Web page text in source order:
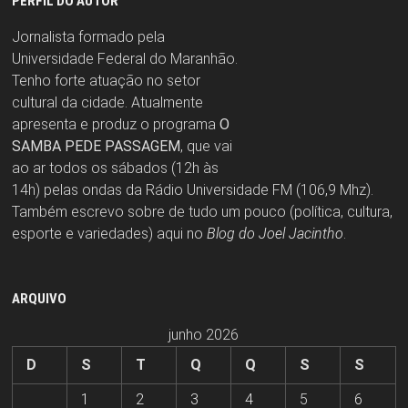
Jornalista formado pela
Universidade Federal do Maranhão.
Tenho forte atuação no setor
cultural da cidade. Atualmente
apresenta e produz o programa O
SAMBA PEDE PASSAGEM, que vai
ao ar todos os sábados (12h às
14h) pelas ondas da Rádio Universidade FM (106,9 Mhz).
Também escrevo sobre de tudo um pouco (política, cultura,
esporte e variedades) aqui no Blog do Joel Jacintho.
ARQUIVO
junho 2026
D
S T Q Q S
S
1
2 3 4 5 6